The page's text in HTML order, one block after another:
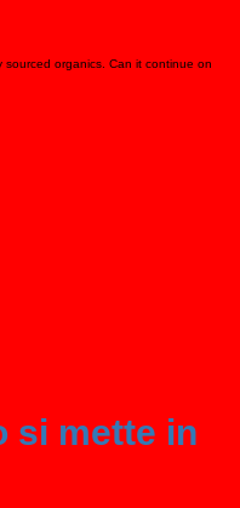
organics. Can it continue on
si mette in